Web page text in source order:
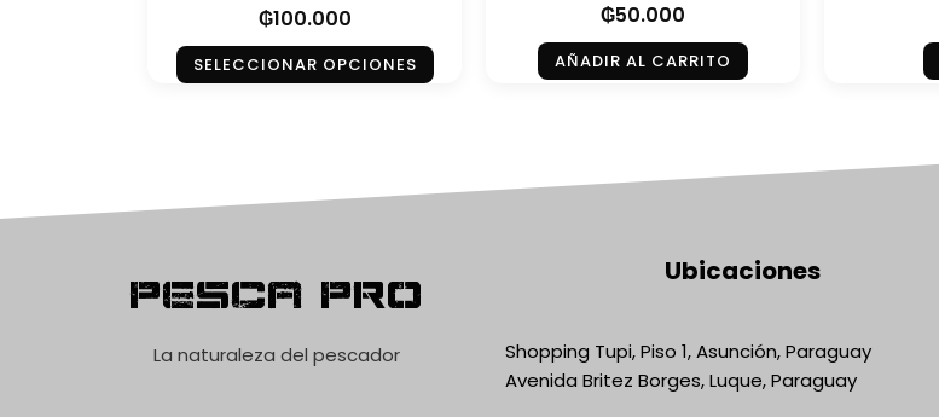
₲100.000
SELECCIONAR OPCIONES
₲50.000
AÑADIR AL CARRITO
Pesca Pro
La naturaleza del pescador
Ubicaciones
Shopping Tupi, Piso 1, Asunción, Paraguay
Avenida Britez Borges, Luque, Paraguay